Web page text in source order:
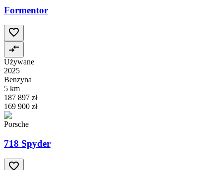
Formentor
Używane
2025
Benzyna
5 km
187 897 zł
169 900 zł
Porsche
718 Spyder